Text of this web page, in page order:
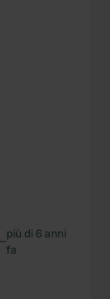
più di 6 anni
fa